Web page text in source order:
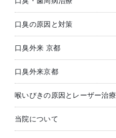
口臭の原因と対策
口臭外来 京都
口臭外来京都
喉いびきの原因とレーザー治療
当院について